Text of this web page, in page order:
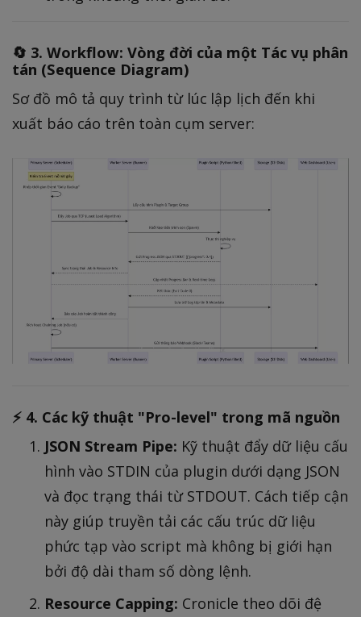
🔄 3. Workflow: Vòng đời của một Tác vụ phân
tán (Sequence Diagram)
Sơ đồ mô tả quy trình từ lúc lập lịch đến khi
xuất báo cáo trên toàn cụm server:
⚡ 4. Các kỹ thuật "Pro-level" trong mã nguồn
JSON Stream Pipe: Kỹ thuật đẩy dữ liệu cấu
hình vào STDIN của plugin dưới dạng JSON
và đọc trạng thái từ STDOUT. Cách tiếp cận
này giúp truyền tải các cấu trúc dữ liệu
phức tạp vào script mà không bị giới hạn
bởi độ dài tham số dòng lệnh.
Resource Capping: Cronicle theo dõi đệ